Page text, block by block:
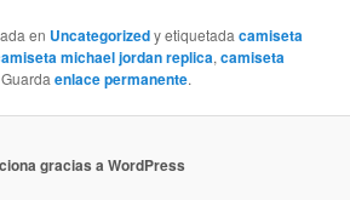
en Uncategorizedy etiquetadacamiseta
michael jordan replica,camiseta
Guardaenlace permanente.
gracias a WordPress